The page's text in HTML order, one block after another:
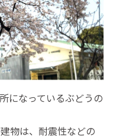
になっているぶどうの
物は、耐震性などの